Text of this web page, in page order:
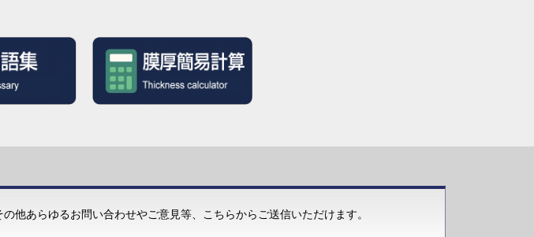
他あらゆるお問い合わせやご意見等、こちらからご送信いただけます。